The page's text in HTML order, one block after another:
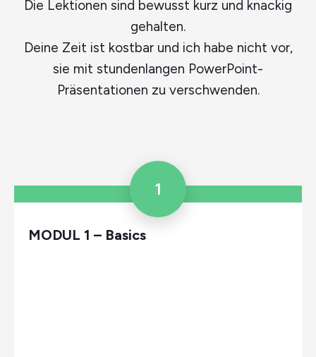
Die Lektionen sind bewusst kurz und knackig
gehalten.
Deine Zeit ist kostbar und ich habe nicht vor,
sie mit stundenlangen PowerPoint-
Präsentationen zu verschwenden.
1
MODUL 1 – Basics